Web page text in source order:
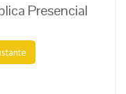
Presencial